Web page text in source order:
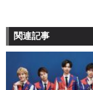
関連記事